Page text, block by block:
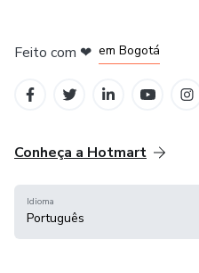
Feito com ❤ em Bogotá
Conheça a Hotmart
Idioma
Português